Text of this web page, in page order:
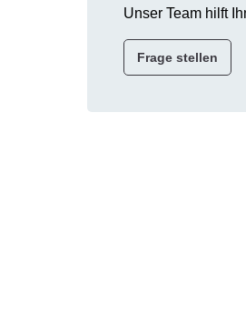
Unser Team hilft
Frage stellen